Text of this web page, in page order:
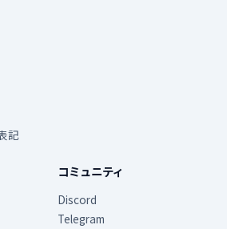
記
コミュニティ
Discord
Telegram